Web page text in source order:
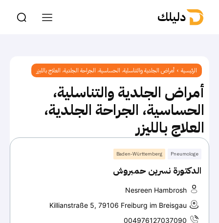
دليلك
الرئيسية أمراض الجلدية والتناسلية، الحساسية، الجراحة الجلدية، العلاج بالليزر
أمراض الجلدية والتناسلية،
الحساسية، الجراحة الجلدية،
العلاج بالليزر
Pneumologe
Baden-Württemberg
الدكتورة نسرين حمبروش
Nesreen Hambrosh
Killianstraße 5, 79106 Freiburg im Breisgau
004976127037090